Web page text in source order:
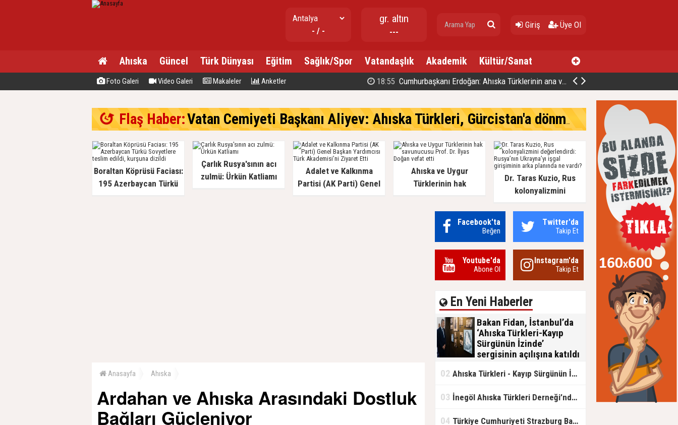
- / -
gr. altın
---
Giriş Üye Ol
Ahıska Güncel Türk Dünyası Eğitim Sağlık/Spor Vatandaşlık Akademik Kültür/Sanat
Foto Galeri Video Galeri Makaleler Anketler 18:55 Cumhurbaşkanı Erdoğan: Ahıska Türklerinin ana vatanlarına güvenli ve onurlu dönüş sürecine dair mesaj
Flaş Haber:Vatan Cemiyeti Başkanı Aliyev: Ahıska Türkleri, Gürcistan'a dönmek istiyor
Boraltan Köprüsü Faciası:
195 Azerbaycan Türkü
Çarlık Rusya'sının acı
zulmü: Ürkün Katliamı
Adalet ve Kalkınma
Partisi (AK Parti) Genel
Ahıska ve Uygur
Türklerinin hak
İlyas Doğan vefat etti
Dr. Taras Kuzio, Rus
kolonyalizmini
girişiminin arka planında
ne vardı?
Anasayfa Ahıska
Ardahan ve Ahıska Arasındaki Dostluk
Bağları Güçleniyor
Facebook'ta
Beğen
Twitter'da
Takip Et
Youtube'da
Abone Ol
Instagram'da
Takip Et
En Yeni Haberler
Bakan Fidan, İstanbul’da
‘Ahıska Türkleri-Kayıp
Sürgünün İzinde’
sergisinin açılışına katıldı
İstanbul'da Dışişleri Bakanlığının
düzenlenen "Ahıska Türkleri-Kayıp
02 Ahıska Türkleri - Kayıp Sürgünün İzinde sergisi AKM'de açılıyor
03 İnegöl Ahıska Türkleri Derneği’nden Fergana Olayları İçin Anma Mesajı
04 Türkiye Cumhuriyeti Strazburg Başkonsolosluğunda Ahıska Türklerine özel program